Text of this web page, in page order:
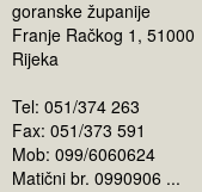
goranske županije
Franje Račkog 1, 51000
Rijeka
Tel: 051/374 263
Fax: 051/373 591
Mob: 099/6060624
Matični br. 0990906 ...